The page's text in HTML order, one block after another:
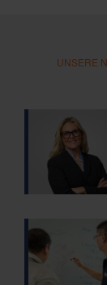
UNSERE